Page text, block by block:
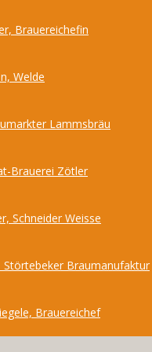
Brauereichefin
Welde
Lammsbräu
Brauerei Zötler
Schneider Weisse
Störtebeker Braumanufaktur
Brauereichef